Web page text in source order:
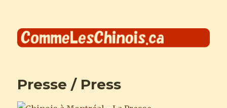
Comme les Chinois
Presse / Press